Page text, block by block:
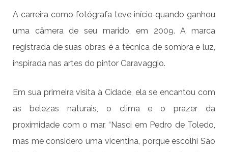
A carreira como fotógrafa teve início quando ganhou
uma câmera de seu marido, em 2009. A marca
registrada de suas obras é a técnica de sombra e luz,
inspirada nas artes do pintor Caravaggio.
Em sua primeira visita à Cidade, ela se encantou com
as belezas naturais, o clima e o prazer da
proximidade com o mar. “Nasci em Pedro de Toledo,
mas me considero uma vicentina, porque escolhi São